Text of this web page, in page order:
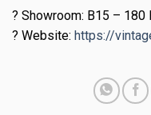
? Showroom: B15 – 180
? Website: https://